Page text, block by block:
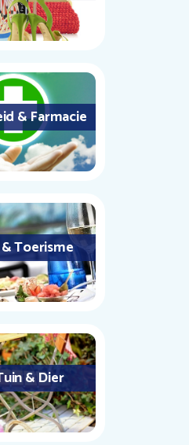
& Farmacie
Toerisme
& Dier